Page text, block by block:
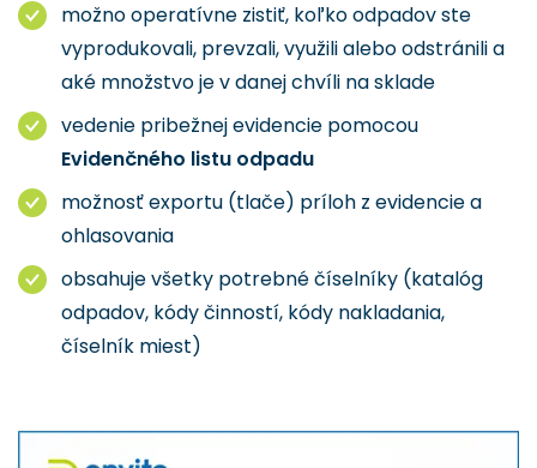
možno operatívne zistiť, koľko odpadov ste
vyprodukovali, prevzali, využili alebo odstránili a
aké množstvo je v danej chvíli na sklade
vedenie pribežnej evidencie pomocou
Evidenčného listu odpadu
možnosť exportu (tlače) príloh z evidencie a
ohlasovania
obsahuje všetky potrebné číselníky (katalóg
odpadov, kódy činností, kódy nakladania,
číselník miest)